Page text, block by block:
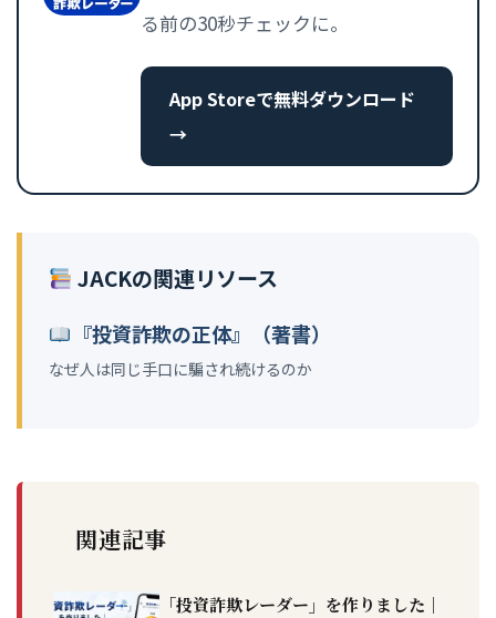
る前の30秒チェックに。
App Storeで無料ダウンロード
→
JACKの関連リソース
『投資詐欺の正体』（著書）
なぜ人は同じ手口に騙され続けるのか
関連記事
「投資詐欺レーダー」を作りました｜